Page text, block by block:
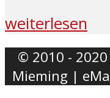
weiterlesen
© 2010 - 2020
Mieming |